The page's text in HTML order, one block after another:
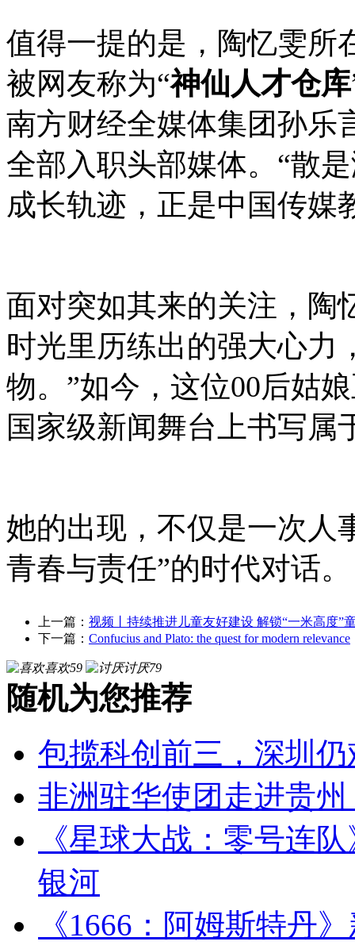
值得一提的是，陶忆雯所
被网友称为“神仙人才仓库
南方财经全媒体集团孙乐
全部入职头部媒体。“散
成长轨迹，正是中国传媒
面对突如其来的关注，陶
时光里历练出的强大心力
物。”如今，这位00后姑
国家级新闻舞台上书写属
她的出现，不仅是一次人
青春与责任”的时代对话。
上一篇： 视频丨持续推进儿童友好建设 解锁“一米高度”
下一篇： Confucius and Plato: the quest for modern relevance
喜欢59 讨厌79
随机为您推荐
包揽科创前三，深圳
非洲驻华使团走进贵州
《星球大战：零号连
银河
《1666：阿姆斯特丹